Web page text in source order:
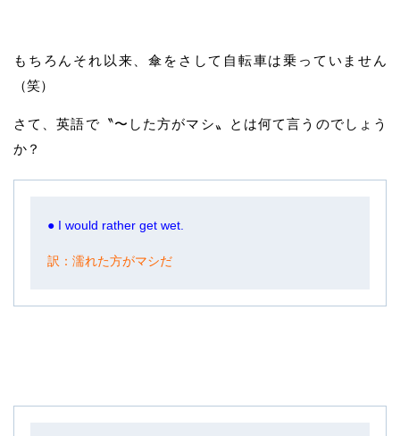
もちろんそれ以来、傘をさして自転車は乗っていません
（笑）
さて、英語で〝〜した方がマシ〟とは何て言うのでしょう
か？
● I would rather get wet.
訳：濡れた方がマシだ